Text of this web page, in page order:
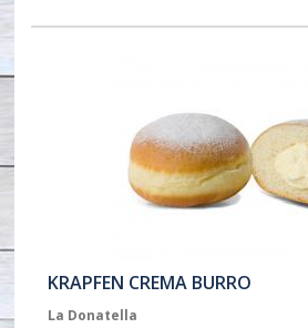
KRAPFEN CREMA BURRO
La Donatella